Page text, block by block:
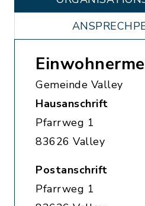
Gemeinde Valley
Hausanschrift
Pfarrweg 1
83626 Valley
Postanschrift
Pfarrweg 1